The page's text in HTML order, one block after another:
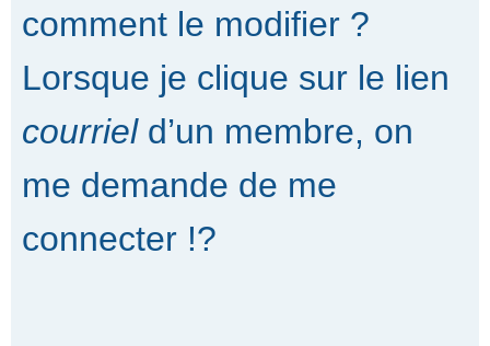
comment le modifier ?
Lorsque je clique sur le lien
courrield’un membre, on
me demande de me
connecter !?